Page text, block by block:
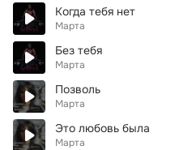
Когда тебя нет
Марта
Без тебя
Марта
Позволь
Марта
Это любовь была
Марта